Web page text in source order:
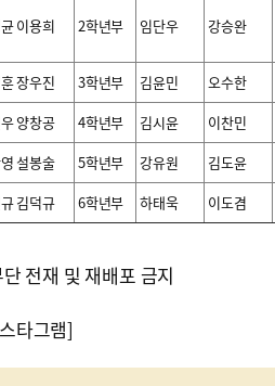
이용희 2학년부 임단우 강승완
장우진 3학년부 김윤민 오수한
양창공 4학년부 김시윤 이찬민
설봉술 5학년부 강유원 김도윤
김덕규 6학년부 하태욱 이도겸
전재 및 재배포 금지
타그램]